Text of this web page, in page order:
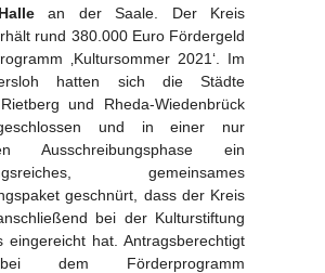
an der Saale. Der Kreis
rund 380.000 Euro Fördergeld
‚Kultursommer 2021‘. Im
hatten sich die Städte
und Rheda-Wiedenbrück
und in einer nur
Ausschreibungsphase ein
gemeinsames
geschnürt, dass der Kreis
bei der Kulturstiftung
eingereicht hat. Antragsberechtigt
dem Förderprogramm